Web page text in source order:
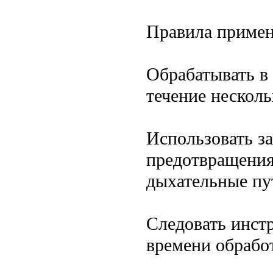
Правила
Обрабатывать
течение
Использовать
дыхательные
Следовать
времени